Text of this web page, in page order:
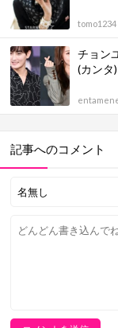
tomo1234
チョン
(カンタ
記事へのコメント